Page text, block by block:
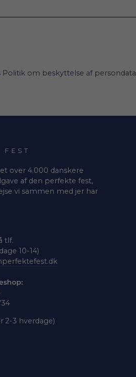
Politik om beskyttelse af persondata
FEST
over 4.000 danskere
af den perfekte fest,
vi sammen med jer har
tlf.
10-14)
2-3 hverdage)